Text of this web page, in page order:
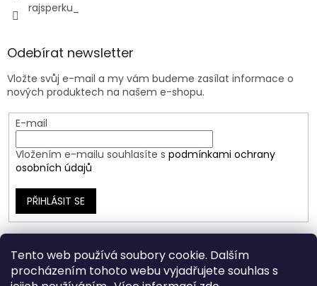
Tento web používá soubory cookie. Dalším
procházením tohoto webu vyjadřujete souhlas s
rajsperku_
Odebírat newsletter
Vložte svůj e-mail a my vám budeme zasílat informace o
nových produktech na našem e-shopu.
E-mail
Vložením e-mailu souhlasíte s podmínkami ochrany
osobních údajů
PŘIHLÁSIT SE